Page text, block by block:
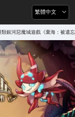
繁體中文
銀河惡魔城遊戲《棄海：被遺